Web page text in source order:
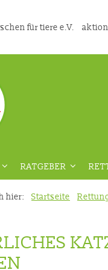
für tiere e.V.
RATGEBER
AUS DER
hier: Startseite